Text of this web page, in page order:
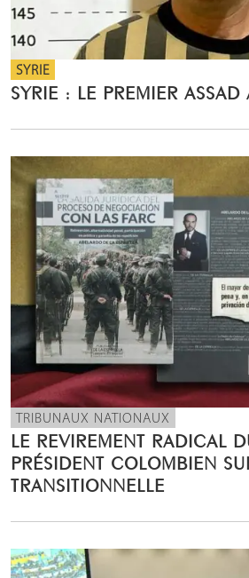
SYRIE
SYRIE : LE PREMIER ASSAD
TRIBUNAUX NATIONAUX
LE REVIREMENT RADICAL
PRÉSIDENT COLOMBIEN
TRANSITIONNELLE